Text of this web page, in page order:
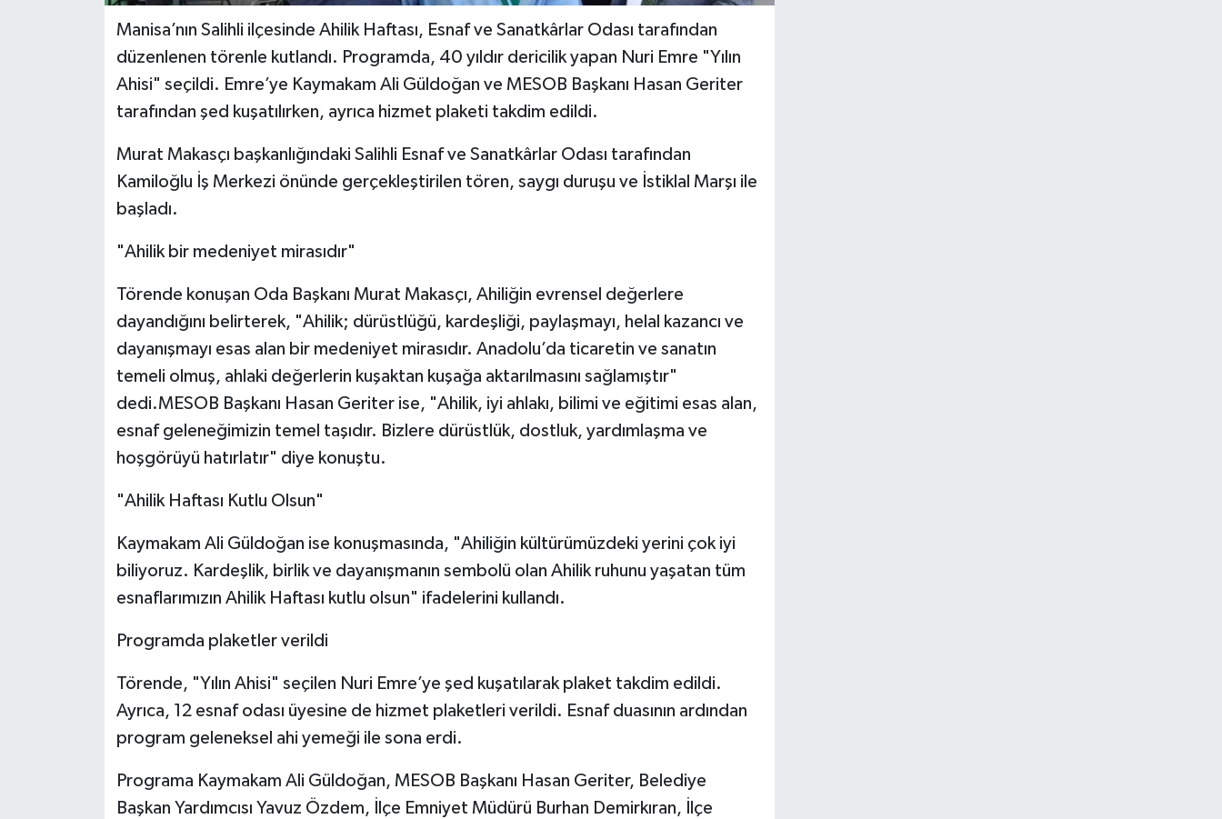
Manisa’nın Salihli ilçesinde Ahilik Haftası, Esnaf ve Sanatkârlar Odası tarafından
düzenlenen törenle kutlandı. Programda, 40 yıldır dericilik yapan Nuri Emre "Yılın
Ahisi" seçildi. Emre’ye Kaymakam Ali Güldoğan ve MESOB Başkanı Hasan Geriter
tarafından şed kuşatılırken, ayrıca hizmet plaketi takdim edildi.
Murat Makasçı başkanlığındaki Salihli Esnaf ve Sanatkârlar Odası tarafından
Kamiloğlu İş Merkezi önünde gerçekleştirilen tören, saygı duruşu ve İstiklal Marşı ile
başladı.
"Ahilik bir medeniyet mirasıdır"
Törende konuşan Oda Başkanı Murat Makasçı, Ahiliğin evrensel değerlere
dayandığını belirterek, "Ahilik; dürüstlüğü, kardeşliği, paylaşmayı, helal kazancı ve
dayanışmayı esas alan bir medeniyet mirasıdır. Anadolu’da ticaretin ve sanatın
temeli olmuş, ahlaki değerlerin kuşaktan kuşağa aktarılmasını sağlamıştır"
dedi.MESOB Başkanı Hasan Geriter ise, "Ahilik, iyi ahlakı, bilimi ve eğitimi esas alan,
esnaf geleneğimizin temel taşıdır. Bizlere dürüstlük, dostluk, yardımlaşma ve
hoşgörüyü hatırlatır" diye konuştu.
"Ahilik Haftası Kutlu Olsun"
Kaymakam Ali Güldoğan ise konuşmasında, "Ahiliğin kültürümüzdeki yerini çok iyi
biliyoruz. Kardeşlik, birlik ve dayanışmanın sembolü olan Ahilik ruhunu yaşatan tüm
esnaflarımızın Ahilik Haftası kutlu olsun" ifadelerini kullandı.
Programda plaketler verildi
Törende, "Yılın Ahisi" seçilen Nuri Emre’ye şed kuşatılarak plaket takdim edildi.
Ayrıca, 12 esnaf odası üyesine de hizmet plaketleri verildi. Esnaf duasının ardından
program geleneksel ahi yemeği ile sona erdi.
Programa Kaymakam Ali Güldoğan, MESOB Başkanı Hasan Geriter, Belediye
Başkan Yardımcısı Yavuz Özdem, İlçe Emniyet Müdürü Burhan Demirkıran, İlçe